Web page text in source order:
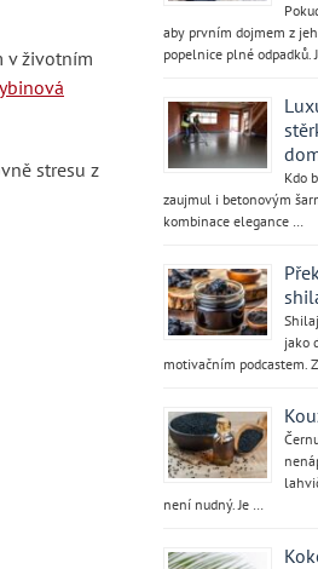
v životním
stresu z
aby prvním dojmem z
popelnice plné odpadků.
Kdo
zaujmul i betonovým
kombinace elegance …
jako
motivačním podcastem.
není nudný. Je …